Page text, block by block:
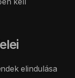
elindulása